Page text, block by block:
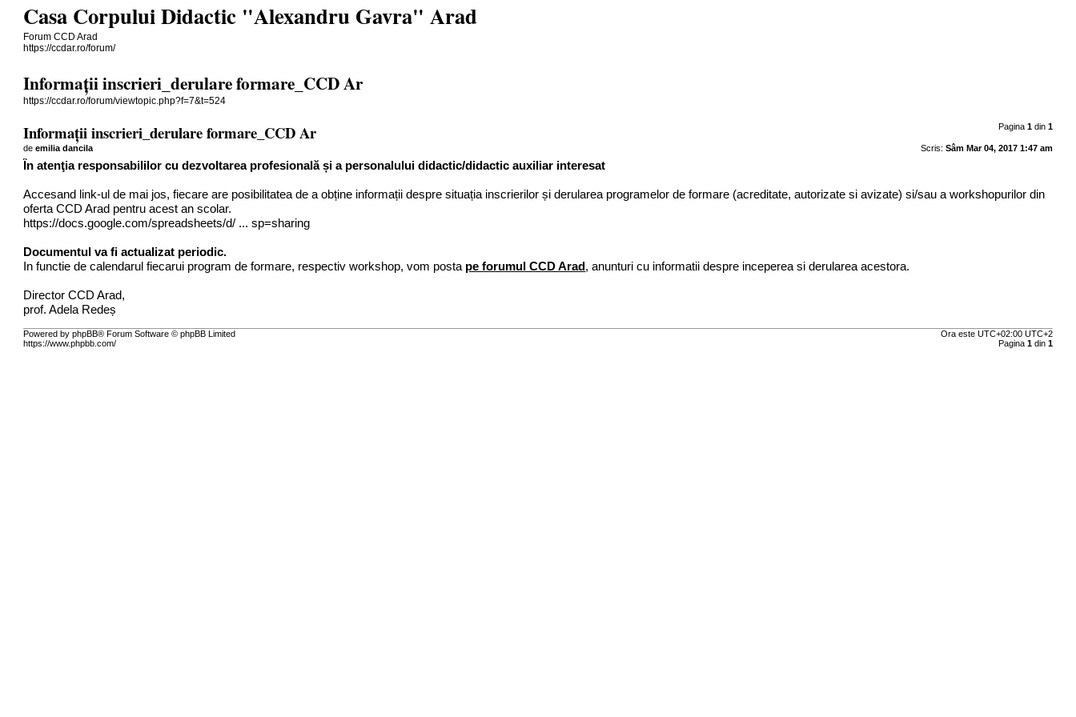
Casa Corpului Didactic "Alexandru Gavra" Arad
Forum CCD Arad
https://ccdar.ro/forum/
Informații inscrieri_derulare formare_CCD Ar
https://ccdar.ro/forum/viewtopic.php?f=7&t=524
Pagina 1din 1
Informații inscrieri_derulare formare_CCD Ar
Scris: Sâm Mar 04, 2017 1:47 am
deemilia dancila
În atenţia responsabililor cu dezvoltarea profesională și a personalului didactic/didactic auxiliar interesat
Accesand link-ul de mai jos, fiecare are posibilitatea de a obține informații despre situația inscrierilor și derularea programelor de formare (acreditate, autorizate si avizate) si/sau a workshopurilor din
oferta CCD Arad pentru acest an scolar.
https://docs.google.com/spreadsheets/d/ ... sp=sharing
Documentul va fi actualizat periodic.
In functie de calendarul fiecarui program de formare, respectiv workshop, vom posta pe forumul CCD Arad, anunturi cu informatii despre inceperea si derularea acestora.
Director CCD Arad,
prof. Adela Redeș
Ora este UTC+02:00 UTC+2
Pagina 1din 1
Powered by phpBB® Forum Software © phpBB Limited
https://www.phpbb.com/